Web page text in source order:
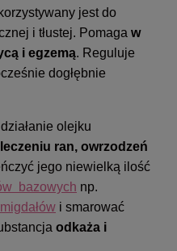
jest do
i tłustej. Pomaga w
i egzemą. Reguluje
dogłębnie
olejku
ran, owrzodzeń
jego niewielką ilość
bazowych np.
i smarować
odkaża i